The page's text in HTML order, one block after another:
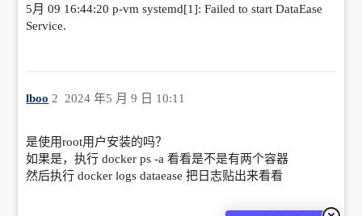
5月 09 16:44:20 p-vm systemd[1]: Failed to start DataEase
Service.
lboo 2024 年5 月 9 日 10:11
2
是使用root用户安装的吗？
如果是，执行 docker ps -a 看看是不是有两个容器
然后执行 docker logs dataease 把日志贴出来看看